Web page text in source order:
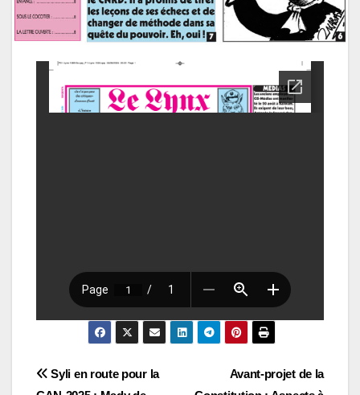
Navigation
Avant-projet de la
Syli en route pour la